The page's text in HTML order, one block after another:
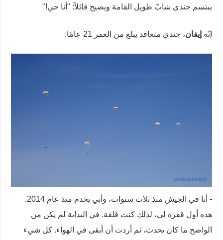
يبتسم جندي شابّ طويل القامة ويصيح قائلاً: "أنا حي!"
إنّه إيفان، جندي متعاقد يبلغ من العمر 21 عامًا.
- أنا في الجيش منذ ثلاث سنوات، وأبي يخدم منذ عام 2014.
هذه أول قفزة لي، لذلك كنت قلقة. في البداية لم يكن من
الواضح ما كان يحدث، ثم أردت أن أبقى في الهواء. كل شيء